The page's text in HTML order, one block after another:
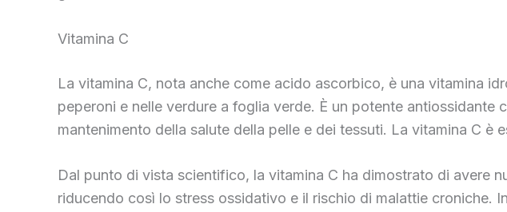
Vitamina C
La vitamina C, nota anche come acido ascorbico, è una vitamina
peperoni e nelle verdure a foglia verde. È un potente
mantenimento della salute della pelle e dei tessuti. La vitamina C
Dal punto di vista scientifico, la vitamina C ha dimostrato di avere
riducendo così lo stress ossidativo e il rischio di malattie croniche.